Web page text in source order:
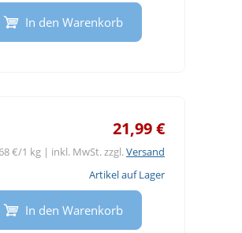
In den Warenkorb
21,99 €
€/1 kg | inkl. MwSt. zzgl.Versand
Artikel auf Lager
In den Warenkorb